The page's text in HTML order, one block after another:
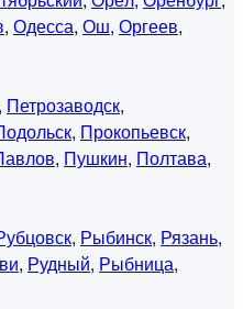
, Одесса, Ош, Оргеев,
, Петрозаводск,
, Прокопьевск,
, Пушкин, Полтава,
, Рыбинск, Рязань,
, Рудный, Рыбница,